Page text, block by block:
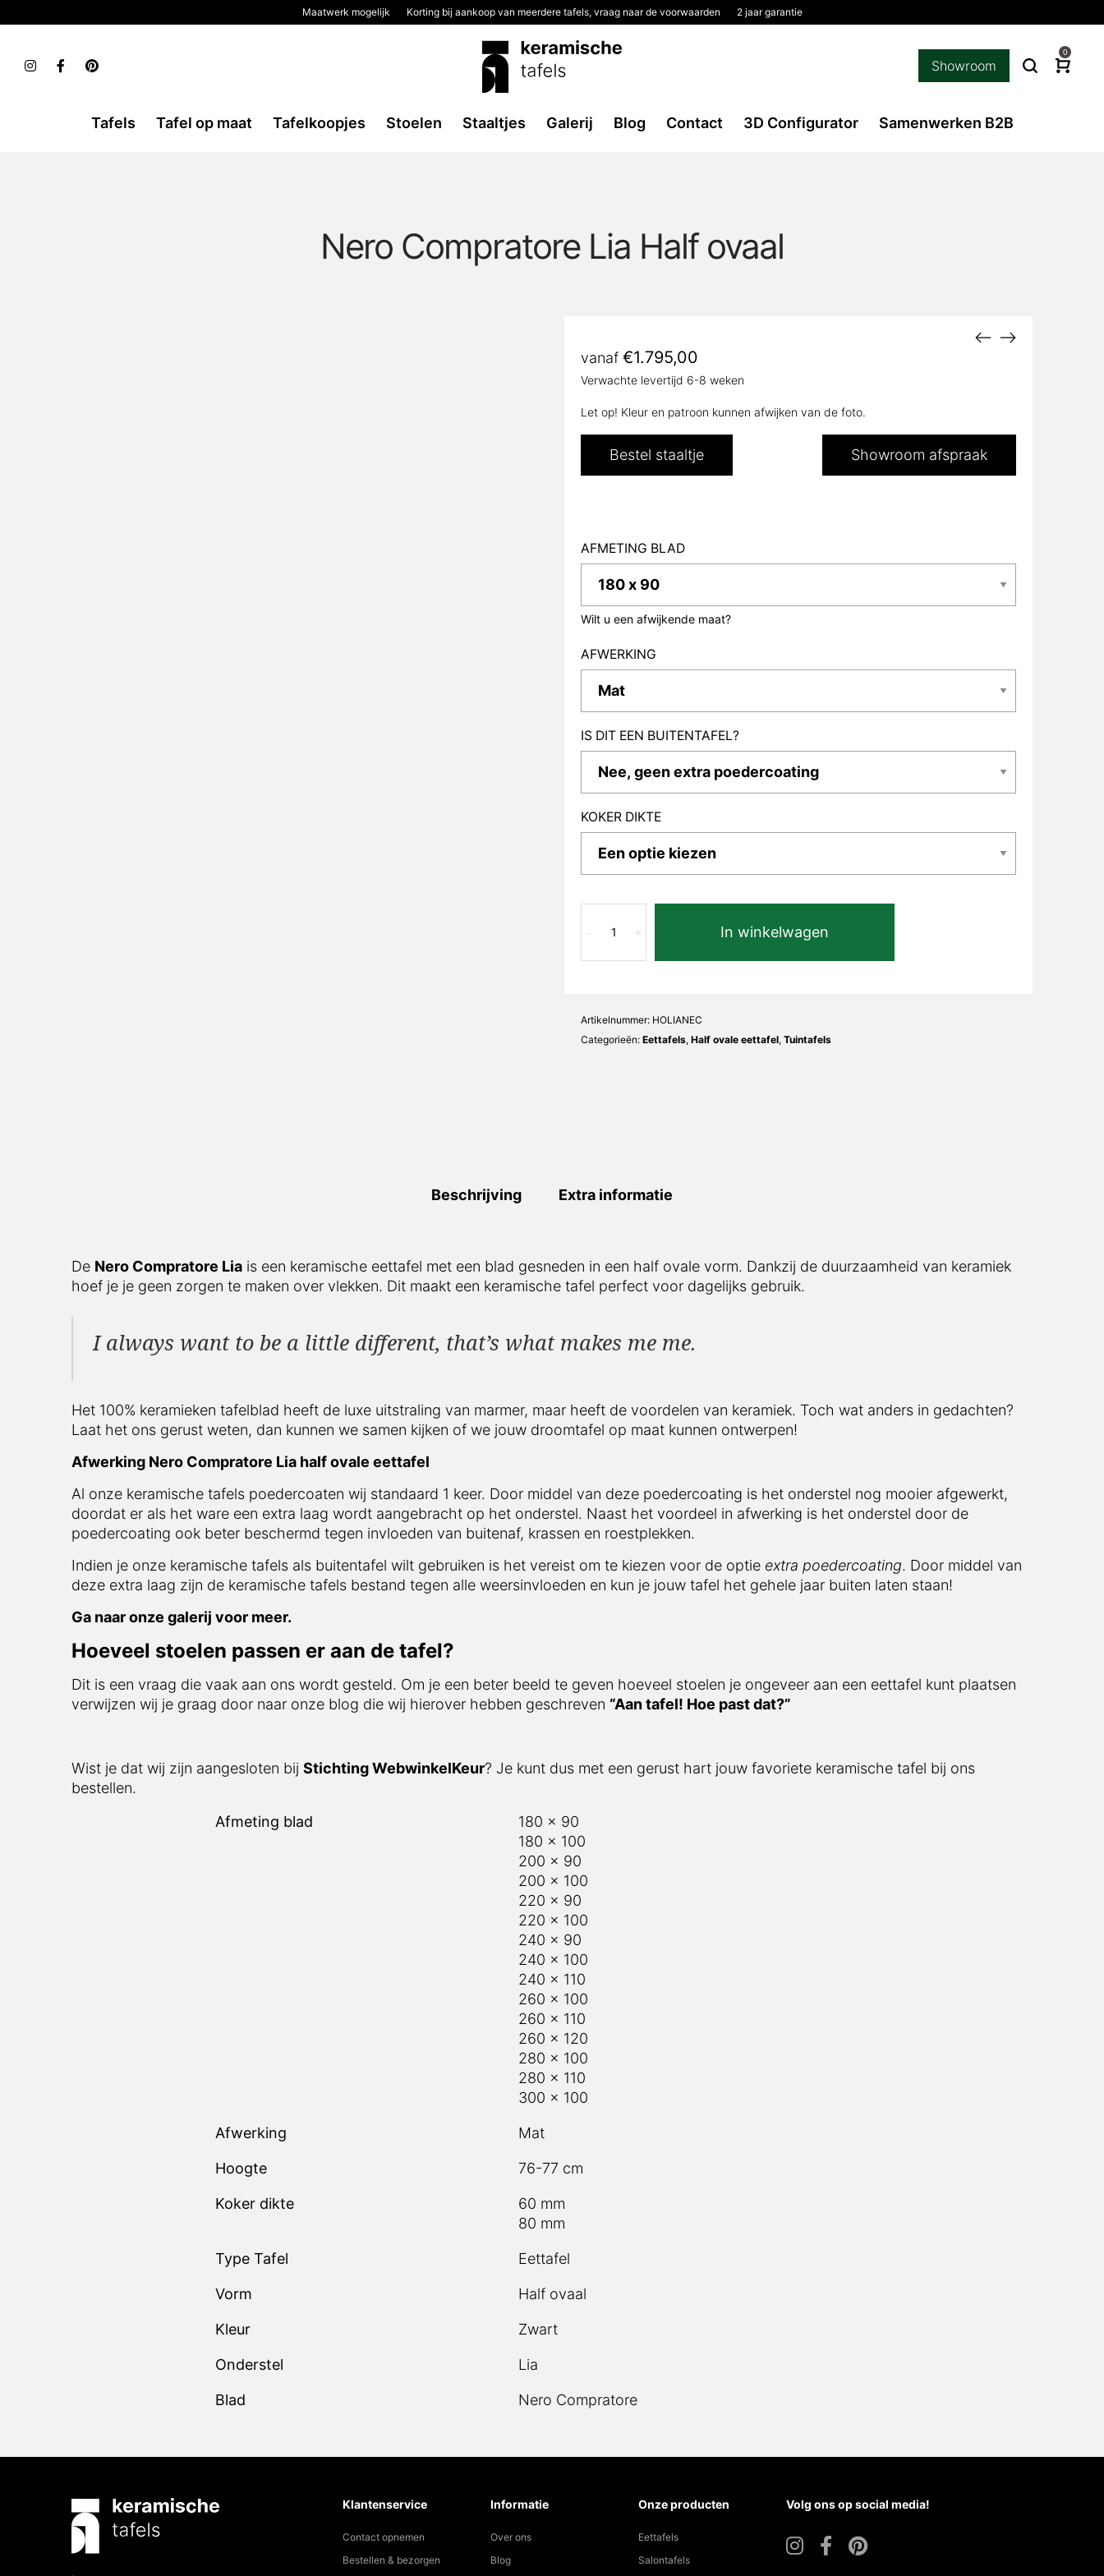
Maatwerk mogelijk Korting bij aankoop van meerdere tafels, vraag naar de voorwaarden 2 jaar garantie
Showroom
0
Tafels Tafel op maat Tafelkoopjes Stoelen Staaltjes Galerij Blog Contact 3D Configurator Samenwerken B2B
Nero Compratore Lia Half ovaal
vanaf €1.795,00
Verwachte levertijd 6-8 weken
Let op! Kleur en patroon kunnen afwijken van de foto.
Bestel staaltje Showroom afspraak
AFMETING BLAD
Wilt u een afwijkende maat?
AFWERKING
IS DIT EEN BUITENTAFEL?
KOKER DIKTE
Compratore
+
- In winkelwagen
Artikelnummer: HOLIANEC
Categorieën: Eettafels, Half ovale eettafel, Tuintafels
Beschrijving Extra informatie
De Nero Compratore Lia is een keramische eettafel met een blad gesneden in een half ovale vorm. Dankzij de duurzaamheid van keramiek
hoef je je geen zorgen te maken over vlekken. Dit maakt een keramische tafel perfect voor dagelijks gebruik.
I always want to be a little different, that’s what makes me me.
Het 100% keramieken tafelblad heeft de luxe uitstraling van marmer, maar heeft de voordelen van keramiek. Toch wat anders in gedachten?
Laat het ons gerust weten, dan kunnen we samen kijken of we jouw droomtafel op maat kunnen ontwerpen!
Afwerking Nero Compratore Lia half ovale eettafel
Al onze keramische tafels poedercoaten wij standaard 1 keer. Door middel van deze poedercoating is het onderstel nog mooier afgewerkt,
doordat er als het ware een extra laag wordt aangebracht op het onderstel. Naast het voordeel in afwerking is het onderstel door de
poedercoating ook beter beschermd tegen invloeden van buitenaf, krassen en roestplekken.
Indien je onze keramische tafels als buitentafel wilt gebruiken is het vereist om te kiezen voor de optie extra poedercoating. Door middel van
deze extra laag zijn de keramische tafels bestand tegen alle weersinvloeden en kun je jouw tafel het gehele jaar buiten laten staan!
Ga naar onze galerij voor meer.
Hoeveel stoelen passen er aan de tafel?
Dit is een vraag die vaak aan ons wordt gesteld. Om je een beter beeld te geven hoeveel stoelen je ongeveer aan een eettafel kunt plaatsen
verwijzen wij je graag door naar onze blog die wij hierover hebben geschreven “Aan tafel! Hoe past dat?”
Wist je dat wij zijn aangesloten bij Stichting WebwinkelKeur? Je kunt dus met een gerust hart jouw favoriete keramische tafel bij ons
bestellen.
Afmeting blad
180 x 90
180 x 100
200 x 90
200 x 100
220 x 90
220 x 100
240 x 90
240 x 100
240 x 110
260 x 100
260 x 110
260 x 120
280 x 100
280 x 110
300 x 100
Afwerking Mat
Hoogte 76-77 cm
Koker dikte
60 mm
80 mm
Type Tafel Eettafel
Vorm Half ovaal
Kleur Zwart
Onderstel Lia
Blad Nero Compratore
Klantenservice
Contact opnemen
Bestellen & bezorgen
Informatie
Over ons
Blog
Onze producten
Eettafels
Salontafels
Volg ons op social media!